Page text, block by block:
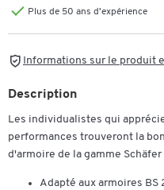
Plus de 50 ans d'expérience
Informations sur le produit
Description
Les individualistes qui
performances trouveront la
d'armoire de la gamme Schäfer
Adapté aux armoires